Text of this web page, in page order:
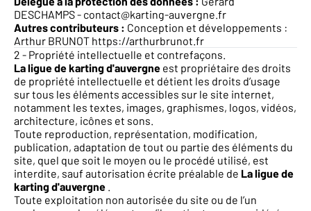
DESCHAMPS - contact@karting-auvergne.fr
Autres contributeurs : Conception et développements :
Arthur BRUNOT https://arthurbrunot.fr
2 - Propriété intellectuelle et contrefaçons.
La ligue de karting d'auvergne est propriétaire des droits
de propriété intellectuelle et détient les droits d’usage
sur tous les éléments accessibles sur le site internet,
notamment les textes, images, graphismes, logos, vidéos,
architecture, icônes et sons.
Toute reproduction, représentation, modification,
publication, adaptation de tout ou partie des éléments du
site, quel que soit le moyen ou le procédé utilisé, est
interdite, sauf autorisation écrite préalable de La ligue de
karting d'auvergne .
Toute exploitation non autorisée du site ou de l’un